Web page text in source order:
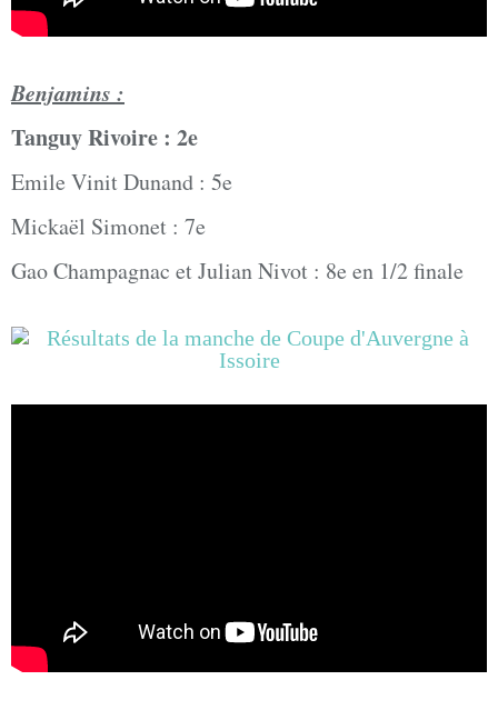
Benjamins :
Tanguy Rivoire : 2e
Emile Vinit Dunand : 5e
Mickaël Simonet : 7e
Gao Champagnac et Julian Nivot : 8e en 1/2 finale